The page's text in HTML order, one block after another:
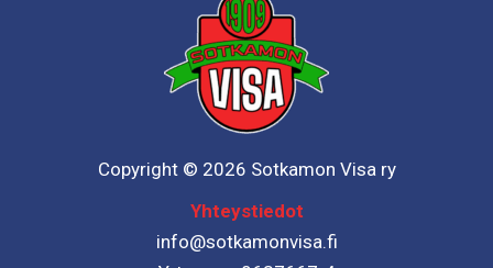
Copyright © 2026 Sotkamon Visa ry
Yhteystiedot
info@sotkamonvisa.fi